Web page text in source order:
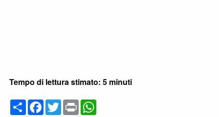
Tempo di lettura stimato: 5 minuti
C
o
F
a
T
w
P
r